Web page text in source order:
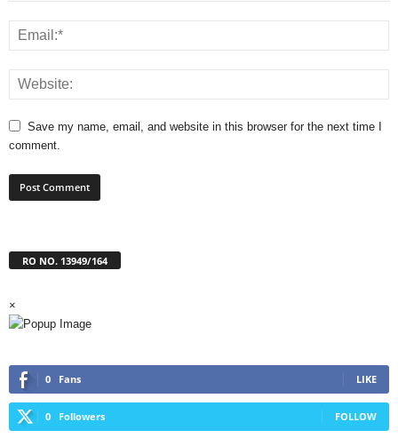
Save my name, email, and website in this browser for the next time I
comment.
RO NO. 13949/164
×
0 Fans LIKE
0 Followers FOLLOW